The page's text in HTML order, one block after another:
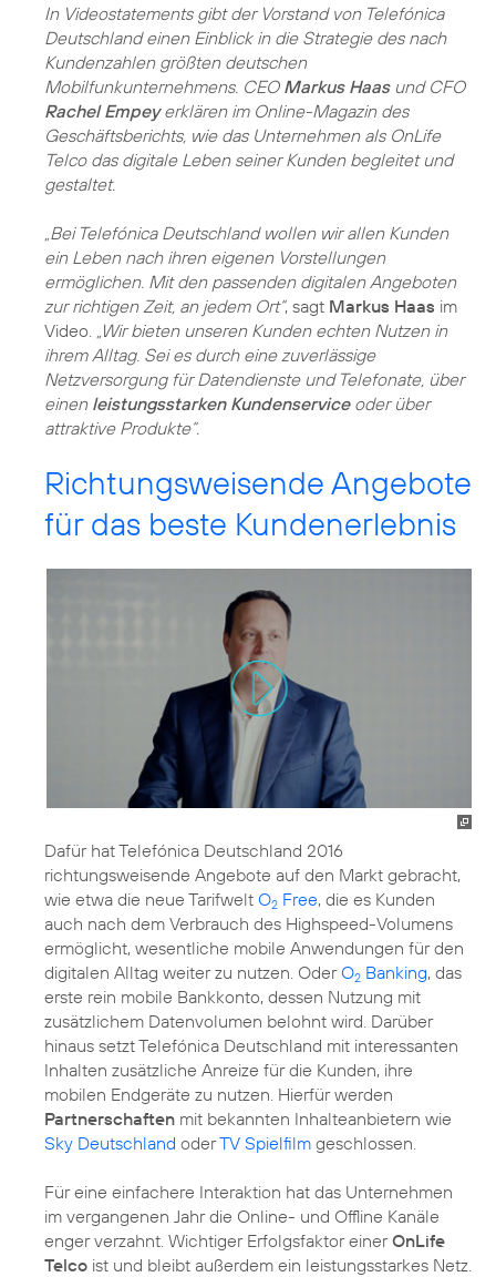
In Videostatements gibt der Vorstand von Telefónica
Deutschland einen Einblick in die Strategie des nach
Kundenzahlen größten deutschen
Mobilfunkunternehmens. CEO Markus Haasund CFO
Rachel Empeyerklären im Online-Magazin des
Geschäftsberichts, wie das Unternehmen als OnLife
Telco das digitale Leben seiner Kunden begleitet und
gestaltet.
„Bei Telefónica Deutschland wollen wir allen Kunden
ein Leben nach ihren eigenen Vorstellungen
ermöglichen. Mit den passenden digitalen Angeboten
zur richtigen Zeit, an jedem Ort“, sagt Markus Haas im
Video.
„Wir bieten unseren Kunden echten Nutzen in
ihrem Alltag. Sei es durch eine zuverlässige
Netzversorgung für Datendienste und Telefonate, über
einen leistungsstarken Kundenserviceoder über
attraktive Produkte“.
Richtungsweisende Angebote
für das beste Kundenerlebnis
Dafür hat Telefónica Deutschland 2016
richtungsweisende Angebote auf den Markt gebracht,
wie etwa die neue Tarifwelt O2 Free, die es Kunden
auch nach dem Verbrauch des Highspeed-Volumens
ermöglicht, wesentliche mobile Anwendungen für den
digitalen Alltag weiter zu nutzen. OderO2 Banking, das
erste rein mobile Bankkonto, dessen Nutzung mit
zusätzlichem Datenvolumen belohnt wird. Darüber
hinaus setzt Telefónica Deutschland mit interessanten
Inhalten zusätzliche Anreize für die Kunden, ihre
mobilen Endgeräte zu nutzen. Hierfür werden
Partnerschaften mit bekannten Inhalteanbietern wie
Sky Deutschland oderTV Spielfilm geschlossen.
Für eine einfachere Interaktion hat das Unternehmen
im vergangenen Jahr die Online- und Offline Kanäle
enger verzahnt. Wichtiger Erfolgsfaktor einerOnLife
Telco ist und bleibt außerdem ein leistungsstarkes Netz.